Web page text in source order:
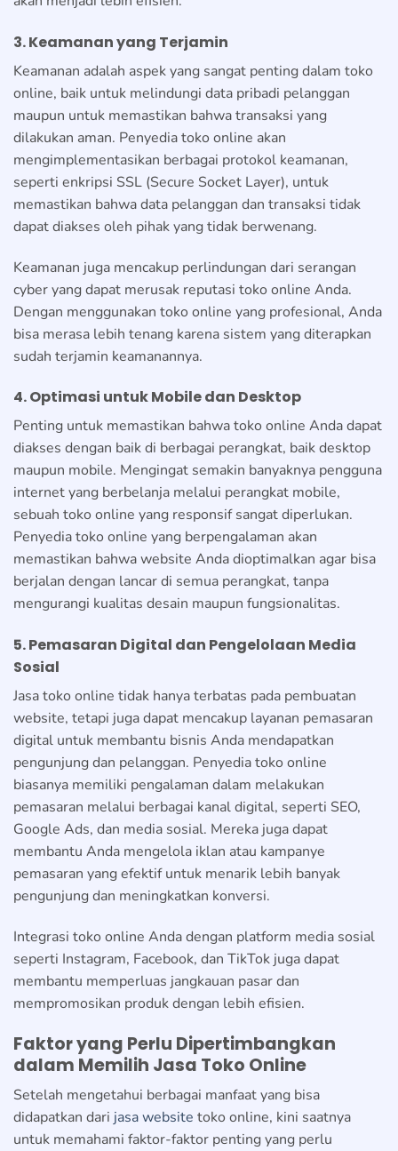
3. Keamanan yang Terjamin
Keamanan adalah aspek yang sangat penting dalam toko
online, baik untuk melindungi data pribadi pelanggan
maupun untuk memastikan bahwa transaksi yang
dilakukan aman. Penyedia toko online akan
mengimplementasikan berbagai protokol keamanan,
seperti enkripsi SSL (Secure Socket Layer), untuk
memastikan bahwa data pelanggan dan transaksi tidak
dapat diakses oleh pihak yang tidak berwenang.
Keamanan juga mencakup perlindungan dari serangan
cyber yang dapat merusak reputasi toko online Anda.
Dengan menggunakan toko online yang profesional, Anda
bisa merasa lebih tenang karena sistem yang diterapkan
sudah terjamin keamanannya.
4. Optimasi untuk Mobile dan Desktop
Penting untuk memastikan bahwa toko online Anda dapat
diakses dengan baik di berbagai perangkat, baik desktop
maupun mobile. Mengingat semakin banyaknya pengguna
internet yang berbelanja melalui perangkat mobile,
sebuah toko online yang responsif sangat diperlukan.
Penyedia toko online yang berpengalaman akan
memastikan bahwa website Anda dioptimalkan agar bisa
berjalan dengan lancar di semua perangkat, tanpa
mengurangi kualitas desain maupun fungsionalitas.
5. Pemasaran Digital dan Pengelolaan Media
Sosial
Jasa toko online tidak hanya terbatas pada pembuatan
website, tetapi juga dapat mencakup layanan pemasaran
digital untuk membantu bisnis Anda mendapatkan
pengunjung dan pelanggan. Penyedia toko online
biasanya memiliki pengalaman dalam melakukan
pemasaran melalui berbagai kanal digital, seperti SEO,
Google Ads, dan media sosial. Mereka juga dapat
membantu Anda mengelola iklan atau kampanye
pemasaran yang efektif untuk menarik lebih banyak
pengunjung dan meningkatkan konversi.
Integrasi toko online Anda dengan platform media sosial
seperti Instagram, Facebook, dan TikTok juga dapat
membantu memperluas jangkauan pasar dan
mempromosikan produk dengan lebih efisien.
Faktor yang Perlu Dipertimbangkan
dalam Memilih Jasa Toko Online
Setelah mengetahui berbagai manfaat yang bisa
didapatkan dari jasa website toko online, kini saatnya
untuk memahami faktor-faktor penting yang perlu